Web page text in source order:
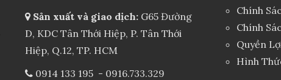
Sản xuất và giao dịch: G65 Đường
D, KDC Tân Thới Hiệp, P. Tân Thới
Hiệp, Q.12, TP. HCM
0914 133 195- 0916.733.329
Chính
Chính
Quyền
Hình